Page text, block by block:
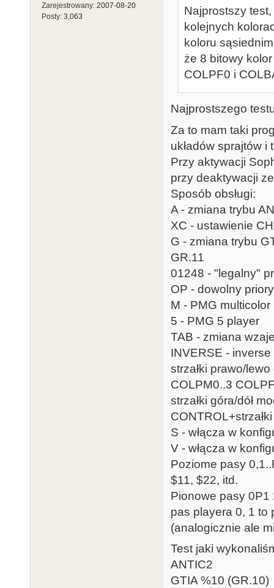
Zarejestrowany: 2007-08-20
Posty: 3,063
Najprostszy
kolejnych
koloru
że 8 bitowy
COLPF0 i
Najprostszego
Za to mam taki
układów sprajtów i
Przy aktywacji
przy deaktywacji
Sposób obsługi:
A - zmiana trybu
XC - ustawienie
G - zmiana trybu
GR.11
01248 - "legalny"
OP - dowolny
M - PMG multicolor
5 - PMG 5 player
TAB - zmiana
INVERSE -
strzałki prawo/
COLPM0..3
strzałki góra/dół
S - włącza w
V - włącza w
Poziome pasy
$11, $22, itd.
Pionowe pasy 0P1
pas playera 0, 1 to
(analogicznie ale
Test jaki
ANTIC2
GTIA %10 (GR.10)